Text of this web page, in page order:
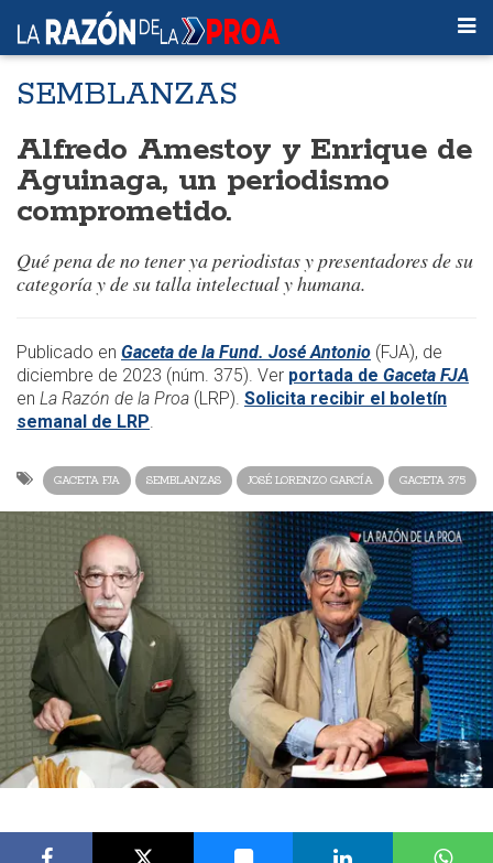
SEMBLANZAS
Alfredo Amestoy y Enrique de
Aguinaga, un periodismo
comprometido.
Qué pena de no tener ya periodistas y presentadores de su
categoría y de su talla intelectual y humana.
​Publicado en Gaceta de la Fund. José Antonio (FJA), de
diciembre de 2023 (núm. 375). Ver portada de Gaceta FJA
en La Razón de la Proa (LRP). Solicita recibir el boletín
semanal de LRP.
GACETA FJA SEMBLANZAS JOSÉ LORENZO GARCÍA GACETA 375